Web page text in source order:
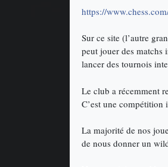
https://
Sur ce site (l’autre
peut jouer des matchs
lancer des tournois
Le club a récemment
C’est une
La majorité de nos
de nous donner un